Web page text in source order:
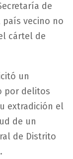
de
país vecino no
cártel de
un
por delitos
extradición el
de un
de Distrito